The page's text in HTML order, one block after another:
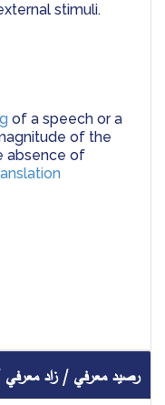
stimuli.
of a speech or a
of the
absence of
رصيد معرفي / زاد